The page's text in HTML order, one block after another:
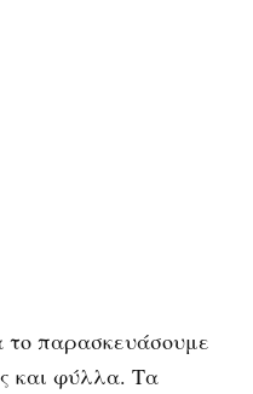
παρασκευάσουμε
και φύλλα. Τα